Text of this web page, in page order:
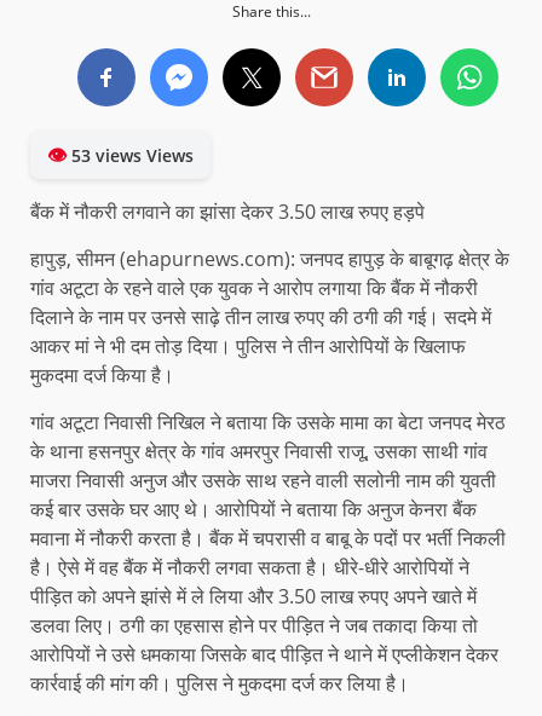
Share this...
👁53 views Views
बैंक में नौकरी लगवाने का झांसा देकर 3.50 लाख रुपए हड़पे
हापुड़, सीमन (ehapurnews.com): जनपद हापुड़ के बाबूगढ़ क्षेत्र के
गांव अटूटा के रहने वाले एक युवक ने आरोप लगाया कि बैंक में नौकरी
दिलाने के नाम पर उनसे साढ़े तीन लाख रुपए की ठगी की गई। सदमे में
आकर मां ने भी दम तोड़ दिया। पुलिस ने तीन आरोपियों के खिलाफ
मुकदमा दर्ज किया है।
गांव अटूटा निवासी निखिल ने बताया कि उसके मामा का बेटा जनपद मेरठ
के थाना हसनपुर क्षेत्र के गांव अमरपुर निवासी राजू, उसका साथी गांव
माजरा निवासी अनुज और उसके साथ रहने वाली सलोनी नाम की युवती
कई बार उसके घर आए थे। आरोपियों ने बताया कि अनुज केनरा बैंक
मवाना में नौकरी करता है। बैंक में चपरासी व बाबू के पदों पर भर्ती निकली
है। ऐसे में वह बैंक में नौकरी लगवा सकता है। धीरे-धीरे आरोपियों ने
पीड़ित को अपने झांसे में ले लिया और 3.50 लाख रुपए अपने खाते में
डलवा लिए। ठगी का एहसास होने पर पीड़ित ने जब तकादा किया तो
आरोपियों ने उसे धमकाया जिसके बाद पीड़ित ने थाने में एप्लीकेशन देकर
कार्रवाई की मांग की। पुलिस ने मुकदमा दर्ज कर लिया है।